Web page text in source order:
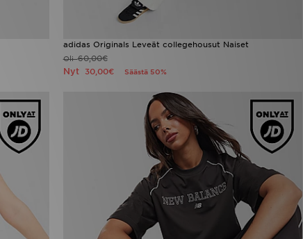
adidas Originals Leveät collegehousut Naiset
Oli60,00€
Nyt 30,00€ Säästä 50%